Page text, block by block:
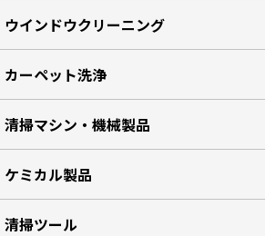
ウインドウクリーニング
カーペット洗浄
清掃マシン・機械製品
ケミカル製品
清掃ツール